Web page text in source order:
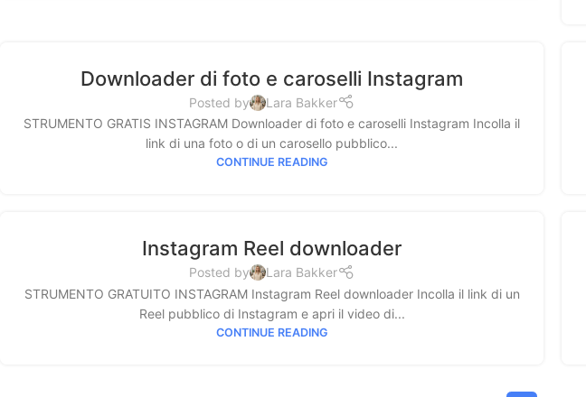
Downloader di foto e caroselli Instagram
Posted by
Lara Bakker
STRUMENTO GRATIS INSTAGRAM Downloader di foto e caroselli Instagram Incolla il
link di una foto o di un carosello pubblico...
CONTINUE READING
Instagram Reel downloader
Posted by
Lara Bakker
STRUMENTO GRATUITO INSTAGRAM Instagram Reel downloader Incolla il link di un
Reel pubblico di Instagram e apri il video di...
CONTINUE READING